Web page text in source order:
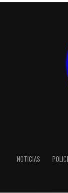
NOTICIAS